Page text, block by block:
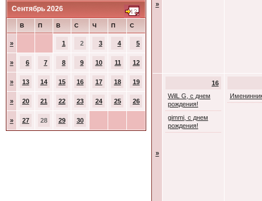
Сентябрь 2026
В П В С Ч П С
» 1 2 3 4 5
» 6 7 8 9 10 11 12
» 13 14 15 16 17 18 19
» 20 21 22 23 24 25 26
» 27 28 29 30
»
»
16
WilL G, с днем
рождения!
gimmi, с днем
рождения!